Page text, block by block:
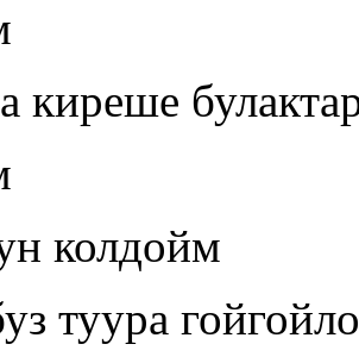
киреше
колдойм
туура